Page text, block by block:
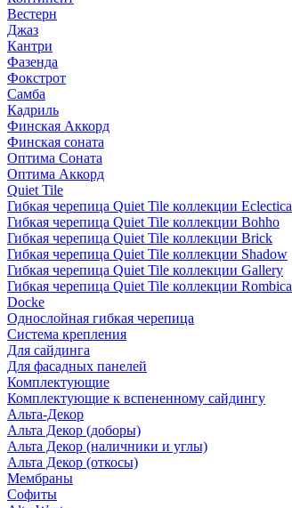
Вестерн
Джаз
Кантри
Фазенда
Фокстрот
Самба
Кадриль
Финская Аккорд
Финская соната
Оптима Соната
Оптима Аккорд
Quiet Tile
Гибкая черепица Quiet Tile коллекции Eclectica
Гибкая черепица Quiet Tile коллекции Bohho
Гибкая черепица Quiet Tile коллекции Brick
Гибкая черепица Quiet Tile коллекции Shadow
Гибкая черепица Quiet Tile коллекции Gallery
Гибкая черепица Quiet Tile коллекции Rombica
Docke
Однослойная гибкая черепица
Система крепления
Для сайдинга
Для фасадных панелей
Комплектующие
Комплектующие к вспененному сайдингу
Альта-Декор
Альта Декор (доборы)
Альта Декор (наличники и углы)
Альта Декор (откосы)
Мембраны
Софиты